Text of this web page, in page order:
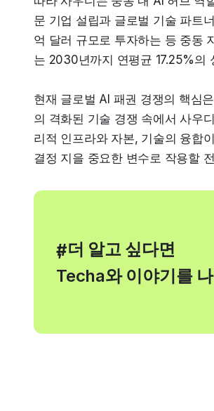
문 기업 설립과 글로벌 기술 파트
억 달러 규모로 투자하는 등 중동
는 2030년까지 연평균 17.25%의
현재 글로벌 AI 패권 경쟁의 핵심
의 격화된 기술 경쟁 속에서 사우
리적 인프라와 자본, 기술의 융합
결정 지을 중요한 변수로 작용할
#
, 더 알고 싶다면
Techa와 이야기를